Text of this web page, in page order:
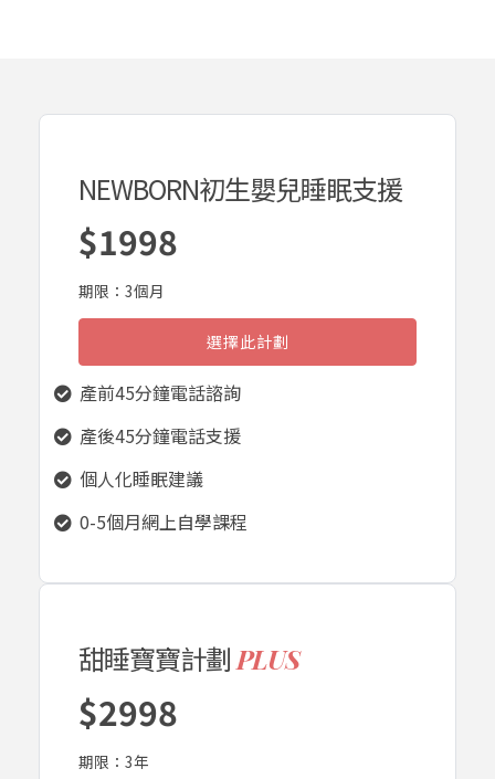
NEWBORN初生嬰兒睡眠支援
$1998
期限：3個月
選擇此計劃
產前45分鐘電話諮詢
產後45分鐘電話支援
個人化睡眠建議
0-5個月網上自學課程
甜睡寶寶計劃 PLUS
$2998
期限：3年